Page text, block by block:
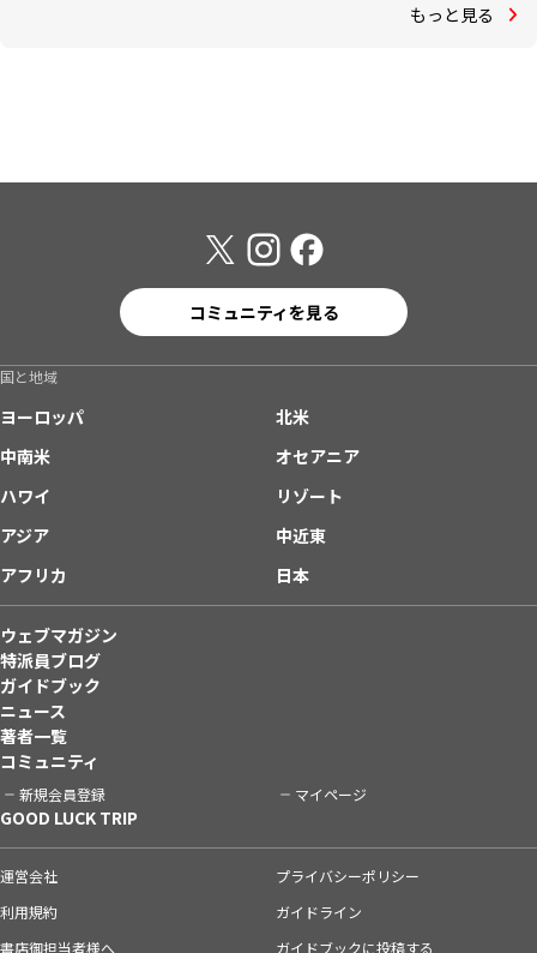
もっと見る
コミュニティを見る
国と地域
ヨーロッパ
北米
中南米
オセアニア
ハワイ
リゾート
アジア
中近東
アフリカ
日本
ウェブマガジン
特派員ブログ
ガイドブック
ニュース
著者一覧
コミュニティ
新規会員登録 マイページ
GOOD LUCK TRIP
運営会社
プライバシーポリシー
利用規約
ガイドライン
書店御担当者様へ
ガイドブックに投稿する